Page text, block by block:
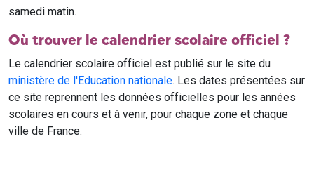
samedi matin.
Où trouver le calendrier scolaire officiel ?
Le calendrier scolaire officiel est publié sur le site du
ministère de l'Education nationale. Les dates présentées sur
ce site reprennent les données officielles pour les années
scolaires en cours et à venir, pour chaque zone et chaque
ville de France.